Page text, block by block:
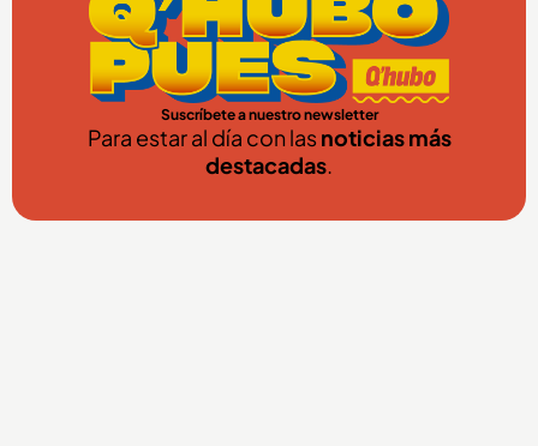
Suscríbete a nuestro newsletter
Para estar al día con lasnoticias más
destacadas.